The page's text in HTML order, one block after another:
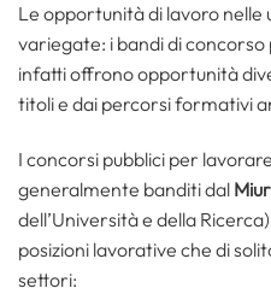
Le opportunità di lavoro nelle
variegate: i bandi di
infatti offrono opportunità
titoli e dai percorsi formativi
I concorsi pubblici per
generalmente banditi dal Miur
dell’Università e della
posizioni lavorative che di
settori: